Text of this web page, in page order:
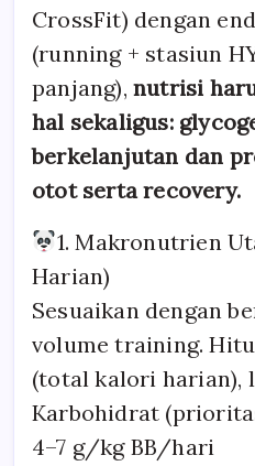
CrossFit) dengan
(running + stasiun
panjang), nutrisi
hal sekaligus:
berkelanjutan dan
otot serta recovery.
1. Makronutrien
Harian)
Sesuaikan dengan
volume training.
(total kalori harian),
Karbohidrat
4–7 g/kg BB/hari